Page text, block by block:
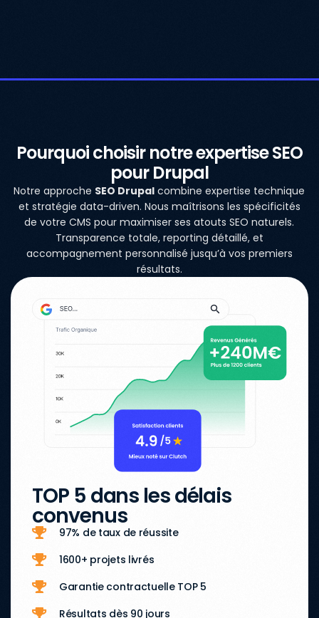
Pourquoi choisir notre expertise SEO
pour Drupal
Notre approche SEO Drupal combine expertise technique
et stratégie data-driven. Nous maîtrisons les spécificités
de votre CMS pour maximiser ses atouts SEO naturels.
Transparence totale, reporting détaillé, et
accompagnement personnalisé jusqu’à vos premiers
résultats.
TOP 5 dans les délais
convenus
97% de taux de réussite
1600+ projets livrés
Garantie contractuelle TOP 5
Résultats dès 90 jours